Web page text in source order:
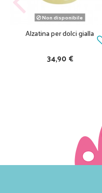
Non disponibile
Alzatina per dolci gialla
34,90 €